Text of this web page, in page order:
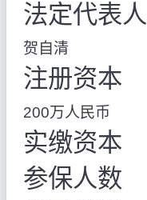
法定代表人
贺自清
注册资本
200万人民币
实缴资本
参保人数